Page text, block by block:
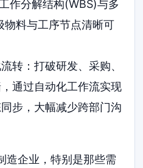
作分解结构(WBS)与多
物料与工序节点清晰可
转：打破研发、采购、
通过自动化工作流实现
步，大幅减少跨部门沟
造企业，特别是那些需